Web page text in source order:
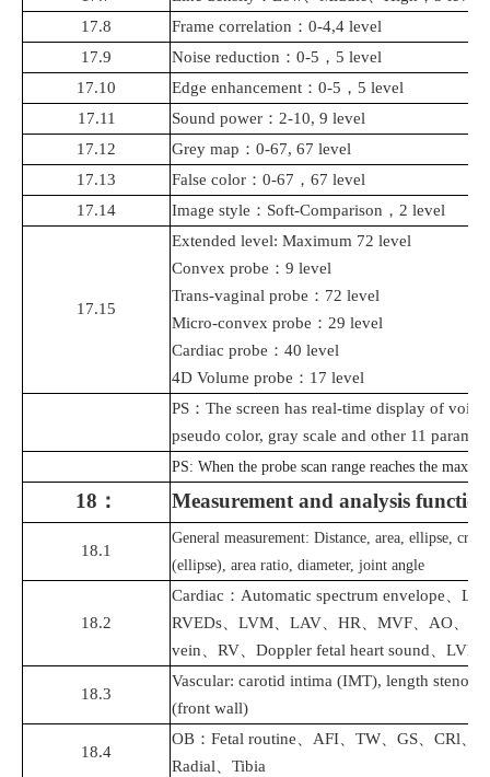
17.8
Frame correlation ： 0-4,4 level
17.9
Noise reduction ： 0-5 ， 5 level
17.10
Edge enhancement ： 0-5 ， 5 level
17.11
Sound power ： 2-10, 9 level
17.12
Grey map ： 0-67, 67 level
17.13
False color ： 0-67 ， 67 level
17.14
Image style ： Soft-Comparison ， 2 level
17.15
Extended level: Maximum 72 level
Convex probe ： 9 level
Trans-vaginal probe ： 72 level
Micro-convex probe ： 29 level
Cardiac probe ： 40 level
4D Volume probe ： 17 level
PS ： The screen has real-time display of
pseudo color, gray scale and other 11
PS: When the probe scan range reaches the
18 ： Measurement and analysis
18.1
General measurement: Distance, area, ellipse,
(ellipse), area ratio, diameter, joint angle
18.2
Cardiac ： Automatic spectrum envelope LV
RVEDs
LVM LAV HR MVF AO
vein
RV Doppler fetal heart sound LVET
18.3
Vascular: carotid intima (IMT), length
(front wall)
18.4
OB ： Fetal routine AFI TW GS CRl
Radial
Tibia